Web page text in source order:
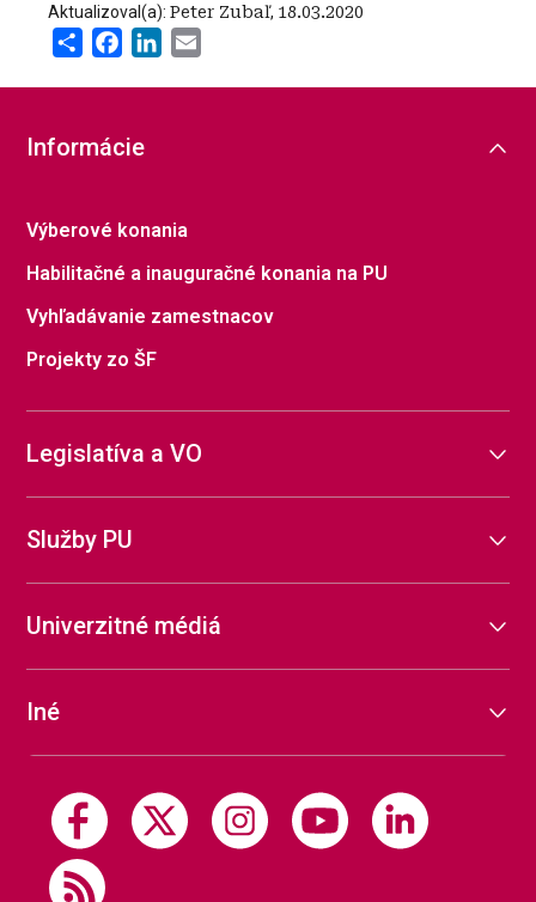
Aktualizoval(a): Peter Zubaľ, 18.03.2020
Share FacebookLinkedIn
Informácie
Výberové konania
Habilitačné a inauguračné konania na PU
Vyhľadávanie zamestnacov
Projekty zo ŠF
Legislatíva a VO
Služby PU
Univerzitné médiá
Iné